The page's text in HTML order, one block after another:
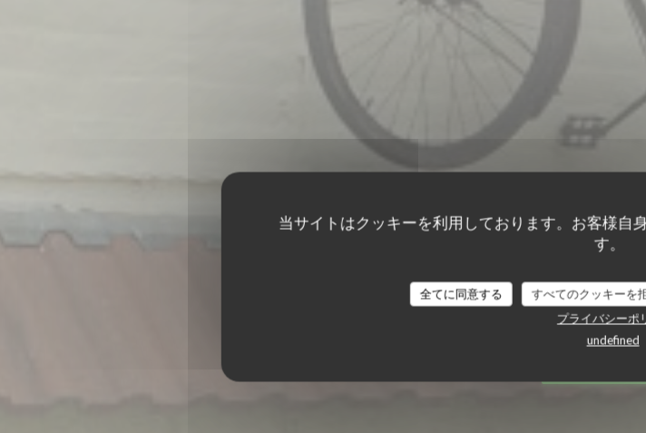
当サイトはクッキーを利用しております。お客様自
す。
全てに同意する すべてのクッキーを
プライバシーポ
undefined
LE TANDEM
LE TANDEM À SANTES レストラン|